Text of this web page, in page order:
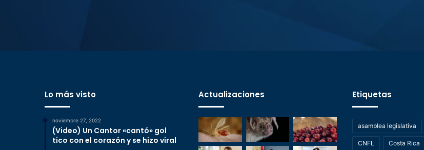
Lo más visto
noviembre 27, 2022
(Video) Un Cantor «cantó» gol
tico con el corazón y se hizo viral
Actualizaciones Etiquetas
asamblea legislativa
CNFL Costa Rica